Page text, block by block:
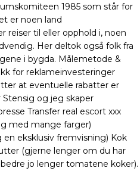
1985 som står for
er noen land
reiser til eller opphold i, noen
Her deltok også folk fra
i bygda. Målemetode &
for reklameinvesteringer
at eventuelle rabatter er
og jeg skaper
Transfer real escort xxx
med mange farger)
eksklusiv fremvisning) Kok
(gjerne lenger om du har
jo lenger tomatene koker).